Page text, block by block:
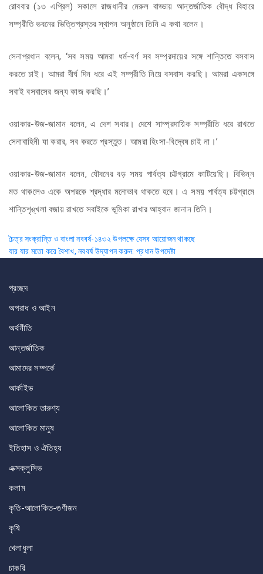
রোববার (১৩ এপ্রিল) সকালে রাজধানীর মেরুল বাড্ডায় আন্তর্জাতিক বৌদ্ধ বিহারে
সম্প্রীতি ভবনের ভিত্তিপ্রস্তর স্থাপন অনুষ্ঠানে তিনি এ কথা বলেন।
সেনাপ্রধান বলেন, ‘সব সময় আমরা ধর্ম-বর্ণ সব সম্প্রদায়ের সঙ্গে শান্তিতে বসবাস
করতে চাই। আমরা দীর্ঘ দিন ধরে এই সম্প্রীতি নিয়ে বসবাস করছি। আমরা একসঙ্গে
সবাই বসবাসের জন্য কাজ করছি।’
ওয়াকার-উজ-জামান বলেন, এ দেশ সবার। দেশে সাম্প্রদায়িক সম্প্রীতি ধরে রাখতে
সেনাবাহিনী যা করার, সব করতে প্রস্তুত। আমরা হিংসা-বিদ্বেষ চাই না।’
ওয়াকার-উজ-জামান বলেন, যৌবনের বড় সময় পার্বত্য চট্টগ্রামে কাটিয়েছি। বিভিন্ন
মত থাকলেও একে অপরকে শ্রদ্ধার মনোভাব থাকতে হবে। এ সময় পার্বত্য চট্টগ্রামে
শান্তিশৃঙ্খলা বজায় রাখতে সবাইকে ভূমিকা রাখার আহ্বান জানান তিনি।
Post
navigation
চৈত্র সংক্রান্তি ও বাংলা নববর্ষ-১৪৩২ উপলক্ষে যেসব আয়োজন থাকছে
যার যার মতো করে বৈশাখ, নববর্ষ উদ্‌যাপন করুন: প্রধান উপদেষ্টা
প্রচ্ছদ
অপরাধ ও আইন
অর্থনীতি
আন্তর্জাতিক
আমাদের সম্পর্কে
আর্কাইভ
আলোকিত তারুণ্য
আলোকিত মানুষ
ইতিহাস ও ঐতিহ্য
এক্সক্লুসিভ
কলাম
কৃতি-আলোকিত-গুণীজন
কৃষি
খেলাধুলা
চাকরি